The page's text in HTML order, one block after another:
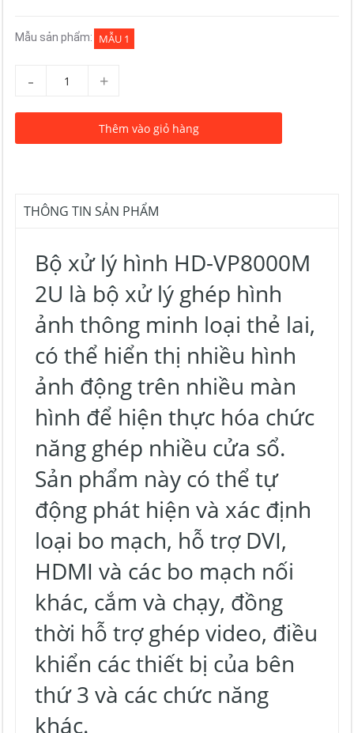
Mẫu sản phẩm: MẪU 1
- +
Thêm vào giỏ hàng
THÔNG TIN SẢN PHẨM
Bộ xử lý hình HD-VP8000M
2U là bộ xử lý ghép hình
ảnh thông minh loại thẻ lai,
có thể hiển thị nhiều hình
ảnh động trên nhiều màn
hình để hiện thực hóa chức
năng ghép nhiều cửa sổ.
Sản phẩm này có thể tự
động phát hiện và xác định
loại bo mạch, hỗ trợ DVI,
HDMI và các bo mạch nối
khác, cắm và chạy, đồng
thời hỗ trợ ghép video, điều
khiển các thiết bị của bên
thứ 3 và các chức năng
khác.